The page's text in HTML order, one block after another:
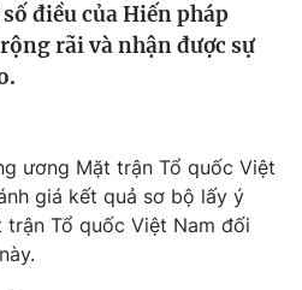
điều của Hiến pháp
rãi và nhận được sự
ương Mặt trận Tổ quốc Việt
giá kết quả sơ bộ lấy ý
Tổ quốc Việt Nam đối